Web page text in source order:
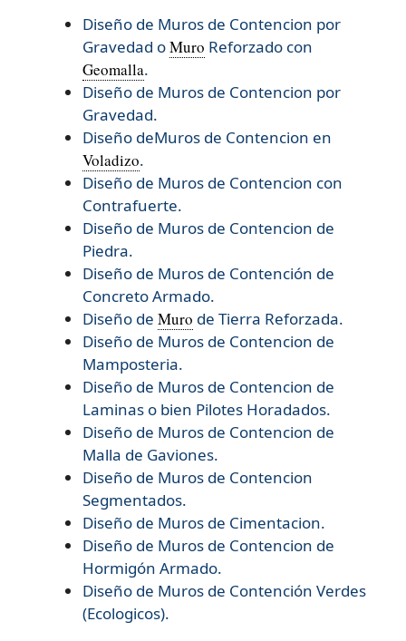
Diseño de Muros de Contencion por
Gravedad oMuro Reforzado con
Geomalla.
Diseño de Muros de Contencion por
Gravedad.
Diseño deMuros de Contencion en
Voladizo.
Diseño de Muros de Contencion con
Contrafuerte.
Diseño de Muros de Contencion de
Piedra.
Diseño de Muros de Contención de
Concreto Armado.
Diseño de Muro de Tierra Reforzada.
Diseño de Muros de Contencion de
Mamposteria.
Diseño de Muros de Contencion de
Laminas o bien Pilotes Horadados.
Diseño de Muros de Contencion de
Malla de Gaviones.
Diseño de Muros de Contencion
Segmentados.
Diseño de Muros de Cimentacion.
Diseño de Muros de Contencion de
Hormigón Armado.
Diseño de Muros de Contención Verdes
(Ecologicos).